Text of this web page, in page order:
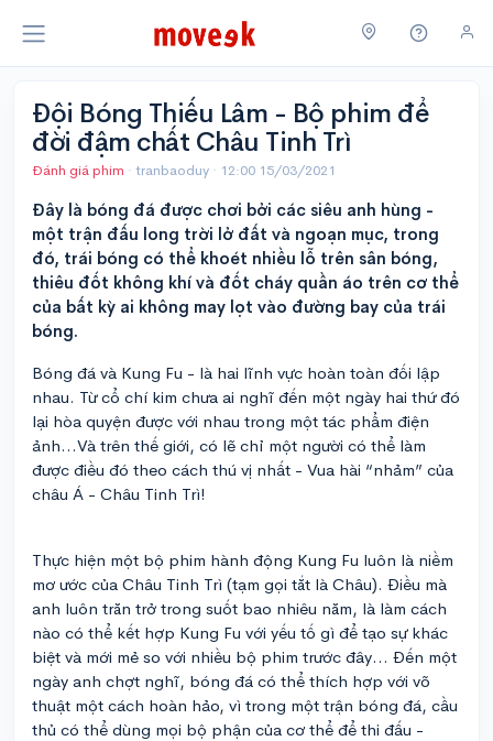
Đội Bóng Thiếu Lâm - Bộ phim để
đời đậm chất Châu Tinh Trì
Đánh giá phim · tranbaoduy · 12:00 15/03/2021
Đây là bóng đá được chơi bởi các siêu anh hùng -
một trận đấu long trời lở đất và ngoạn mục, trong
đó, trái bóng có thể khoét nhiều lỗ trên sân bóng,
thiêu đốt không khí và đốt cháy quần áo trên cơ thể
của bất kỳ ai không may lọt vào đường bay của trái
bóng.
Bóng đá và Kung Fu - là hai lĩnh vực hoàn toàn đối lập
nhau. Từ cổ chí kim chưa ai nghĩ đến một ngày hai thứ đó
lại hòa quyện được với nhau trong một tác phẩm điện
ảnh…Và trên thế giới, có lẽ chỉ một người có thể làm
được điều đó theo cách thú vị nhất - Vua hài “nhảm” của
châu Á - Châu Tinh Trì!
Thực hiện một bộ phim hành động Kung Fu luôn là niềm
mơ ước của Châu Tinh Trì (tạm gọi tắt là Châu). Điều mà
anh luôn trăn trở trong suốt bao nhiêu năm, là làm cách
nào có thể kết hợp Kung Fu với yếu tố gì để tạo sự khác
biệt và mới mẻ so với nhiều bộ phim trước đây… Đến một
ngày anh chợt nghĩ, bóng đá có thể thích hợp với võ
thuật một cách hoàn hảo, vì trong một trận bóng đá, cầu
thủ có thể dùng mọi bộ phận của cơ thể để thi đấu -